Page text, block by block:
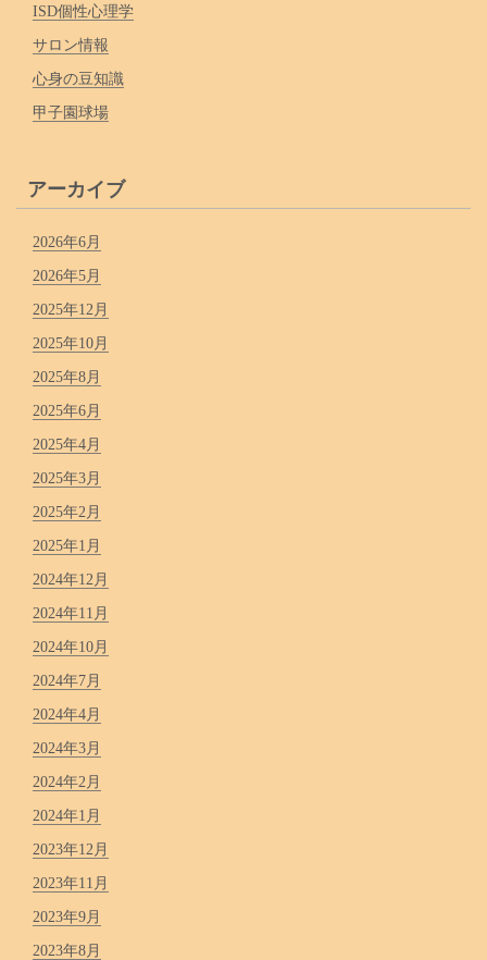
ISD個性心理学
サロン情報
心身の豆知識
甲子園球場
アーカイブ
2026年6月
2026年5月
2025年12月
2025年10月
2025年8月
2025年6月
2025年4月
2025年3月
2025年2月
2025年1月
2024年12月
2024年11月
2024年10月
2024年7月
2024年4月
2024年3月
2024年2月
2024年1月
2023年12月
2023年11月
2023年9月
2023年8月